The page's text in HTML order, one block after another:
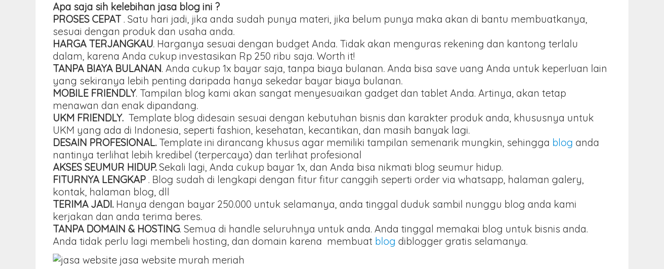
Apa saja sih kelebihan jasa blog ini ?
PROSES CEPAT. Satu hari jadi, jika anda sudah punya materi, jika belum punya maka akan di bantu membuatkanya,
sesuai dengan produk dan usaha anda.
HARGA TERJANGKAU. Harganya sesuai dengan budget Anda. Tidak akan menguras rekening dan kantong terlalu
dalam, karena Anda cukup investasikan Rp 250 ribu saja. Worth it!
TANPA BIAYA BULANAN. Anda cukup 1x bayar saja, tanpa biaya bulanan. Anda bisa save uang Anda untuk keperluan lain
yang sekiranya lebih penting daripada hanya sekedar bayar biaya bulanan.
MOBILE FRIENDLY. Tampilan blog kami akan sangat menyesuaikan gadget dan tablet Anda. Artinya, akan tetap
menawan dan enak dipandang.
UKM FRIENDLY. Template blog didesain sesuai dengan kebutuhan bisnis dan karakter produk anda, khususnya untuk
UKM yang ada di Indonesia, seperti fashion, kesehatan, kecantikan, dan masih banyak lagi.
DESAIN PROFESIONAL. Template ini dirancang khusus agar memiliki tampilan semenarik mungkin, sehingga blog anda
nantinya terlihat lebih kredibel (terpercaya) dan terlihat profesional
AKSES SEUMUR HIDUP. Sekali lagi, Anda cukup bayar 1x, dan Anda bisa nikmati blog seumur hidup.
FITURNYA LENGKAP . Blog sudah di lengkapi dengan fitur fitur canggih seperti order via whatsapp, halaman galery,
kontak, halaman blog, dll
TERIMA JADI. Hanya dengan bayar 250.000 untuk selamanya, anda tinggal duduk sambil nunggu blog anda kami
kerjakan dan anda terima beres.
TANPA DOMAIN & HOSTING. Semua di handle seluruhnya untuk anda. Anda tinggal memakai blog untuk bisnis anda.
Anda tidak perlu lagi membeli hosting, dan domain karena membuat blog diblogger gratis selamanya.